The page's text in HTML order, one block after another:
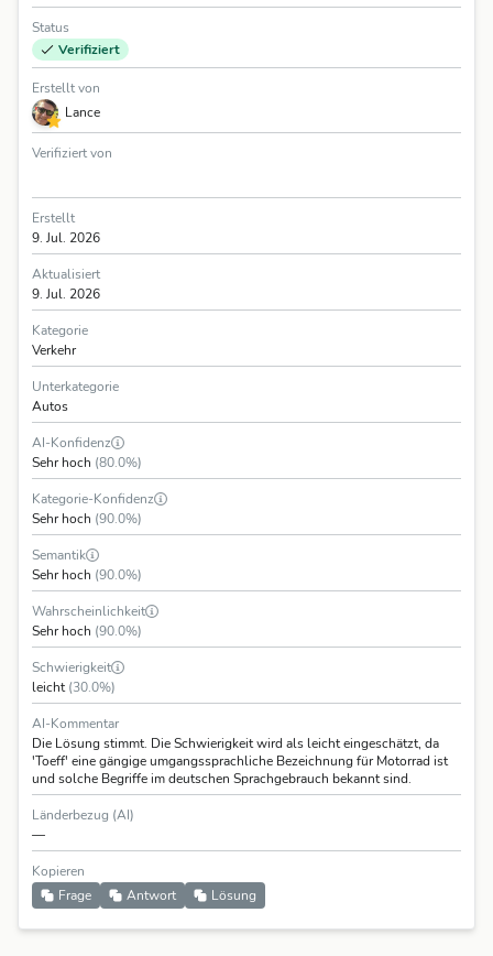
Status
Verifiziert
Erstellt von
Lance
Verifiziert von
Erstellt
9. Jul. 2026
Aktualisiert
9. Jul. 2026
Kategorie
Verkehr
Unterkategorie
Autos
AI-Konfidenz
Sehr hoch (80.0%)
Kategorie-Konfidenz
Sehr hoch (90.0%)
Semantik
Sehr hoch (90.0%)
Wahrscheinlichkeit
Sehr hoch (90.0%)
Schwierigkeit
leicht(30.0%)
AI-Kommentar
Die Lösung stimmt. Die Schwierigkeit wird als leicht eingeschätzt, da
'Toeff' eine gängige umgangssprachliche Bezeichnung für Motorrad ist
und solche Begriffe im deutschen Sprachgebrauch bekannt sind.
Länderbezug (AI)
—
Kopieren
Frage
Antwort Lösung